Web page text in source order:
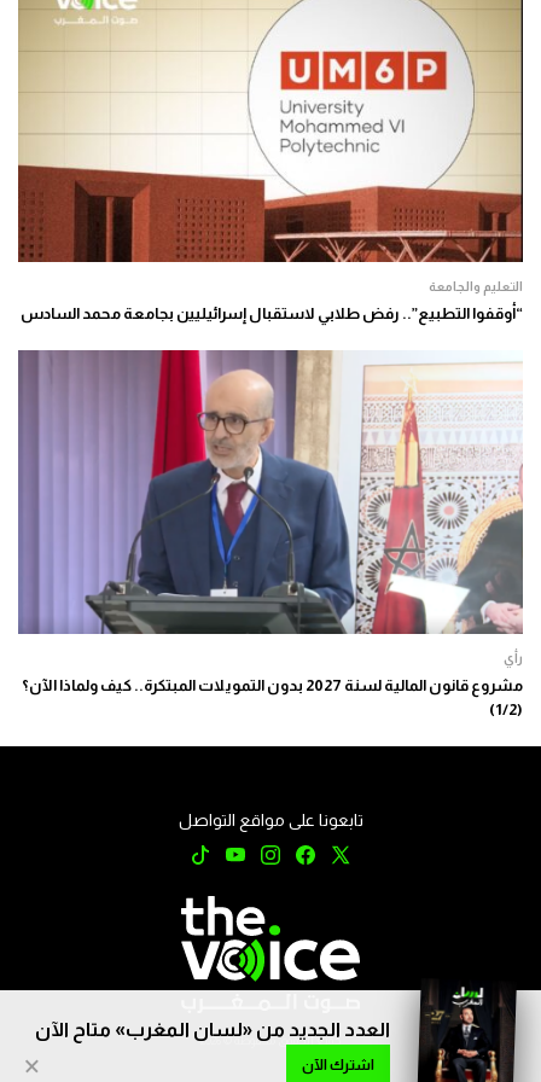
التعليم والجامعة
“أوقفوا التطبيع”.. رفض طلابي لاستقبال إسرائيليين بجامعة محمد السادس
رأي
مشروع قانون المالية لسنة 2027 بدون التمويلات المبتكرة.. كيف ولماذا الآن؟
(1/2)
العدد الجديد من «لسان المغرب» متاح الآن
اشترك الآن ×
تابعونا على مواقع التواصل
جميع الحقوق محفوظة © 2026